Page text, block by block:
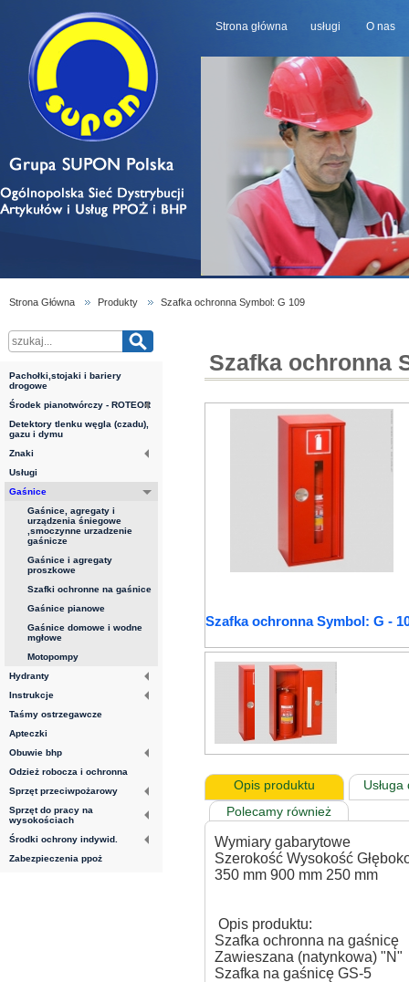
Strona główna usługi O nas
Strona Główna Produkty Szafka ochronna Symbol: G 109
Pachołki,stojaki i bariery
drogowe
Środek pianotwórczy - ROTEOR
Detektory tlenku węgla (czadu),
gazu i dymu
Znaki
Usługi
Gaśnice
Gaśnice, agregaty i
urządzenia śniegowe
,smoczynne urzadzenie
gaśnicze
Gaśnice i agregaty
proszkowe
Szafki ochronne na gaśnice
Gaśnice pianowe
Gaśnice domowe i wodne
mgłowe
Motopompy
Hydranty
Instrukcje
Taśmy ostrzegawcze
Apteczki
Obuwie bhp
Odzież robocza i ochronna
Sprzęt przeciwpożarowy
Sprzęt do pracy na
wysokościach
Środki ochrony indywid.
Zabezpieczenia ppoż
Szafka ochronna
Szafka ochronna Symbol: G -
Opis produktu
Polecamy również
Wymiary gabarytowe
Szerokość Wysokość
350 mm 900 mm 250 mm
Opis produktu:
Szafka ochronna na gaśnicę
Zawieszana (natynkowa) "N"
Szafka na gaśnicę GS-5